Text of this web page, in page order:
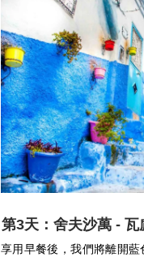
第3天：舍夫沙萬 -
享用早餐後，我們將離開